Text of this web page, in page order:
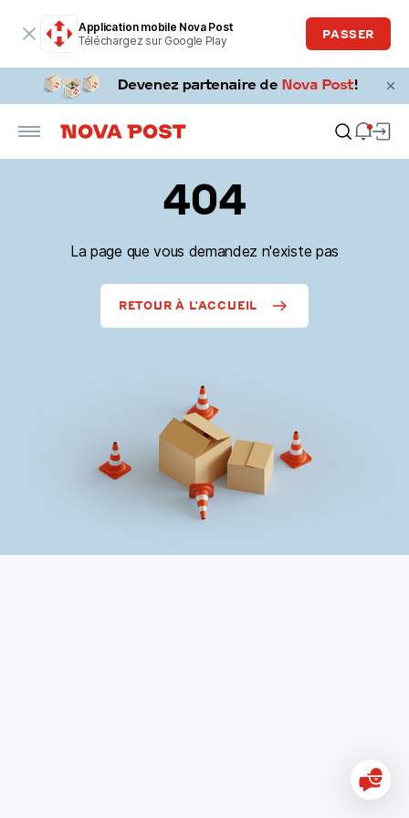
Application mobile Nova Post
Téléchargez sur Google Play
PASSER
404
La page que vous demandez n'existe pas
RETOUR À L'ACCUEIL